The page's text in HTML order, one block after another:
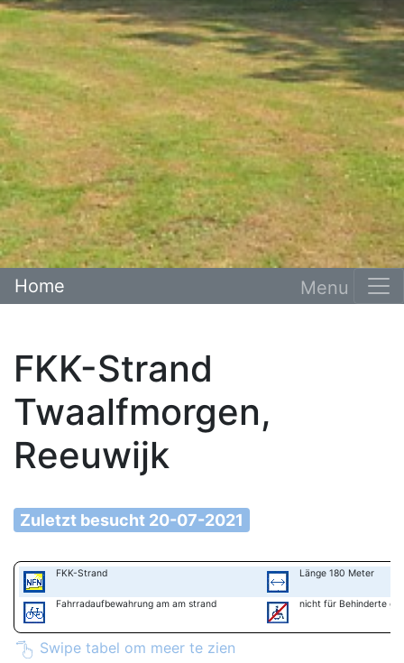
Home
FKK-Strand
Twaalfmorgen,
Reeuwijk
Zuletzt besucht 20-07-2021
FKK-Strand Länge 180 Meter
Fahrradaufbewahrung am am strand nicht für Behinderte
Swipe tabel om meer te zien